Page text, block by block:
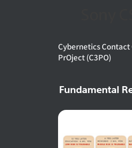
Cybernetics Contact
PrOject (C3PO)
Fundamental